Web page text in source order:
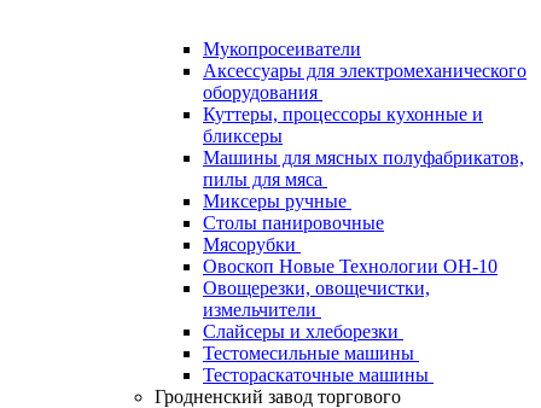
Мукопросеиватели
Аксессуары для электромеханического
оборудования
Куттеры, процессоры кухонные и
бликсеры
Машины для мясных полуфабрикатов,
пилы для мяса
Миксеры ручные
Столы панировочные
Мясорубки
Овоскоп Новые Технологии ОН-10
Овощерезки, овощечистки,
измельчители
Слайсеры и хлеборезки
Тестомесильные машины
Тестораскаточные машины
Гродненский завод торгового